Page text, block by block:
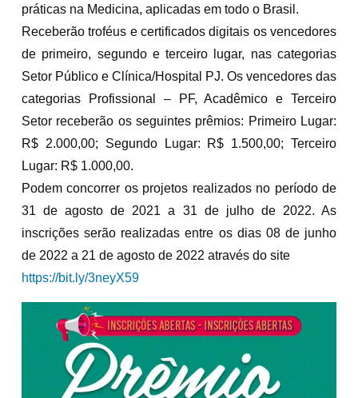
práticas na Medicina, aplicadas em todo o Brasil.
Receberão troféus e certificados digitais os vencedores
de primeiro, segundo e terceiro lugar, nas categorias
Setor Público e Clínica/Hospital PJ. Os vencedores das
categorias Profissional – PF, Acadêmico e Terceiro
Setor receberão os seguintes prêmios: Primeiro Lugar:
R$ 2.000,00; Segundo Lugar: R$ 1.500,00; Terceiro
Lugar: R$ 1.000,00.
Podem concorrer os projetos realizados no período de
31 de agosto de 2021 a 31 de julho de 2022. As
inscrições serão realizadas entre os dias 08 de junho
de 2022 a 21 de agosto de 2022 através do site
https://bit.ly/3neyX59